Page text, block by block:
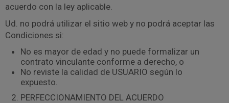
acuerdo con la ley aplicable.
Ud. no podrá utilizar el sitio web y no podrá aceptar las
Condiciones si:
No es mayor de edad y no puede formalizar un
contrato vinculante conforme a derecho, o
No reviste la calidad de USUARIO según lo
expuesto.
PERFECCIONAMIENTO DEL ACUERDO